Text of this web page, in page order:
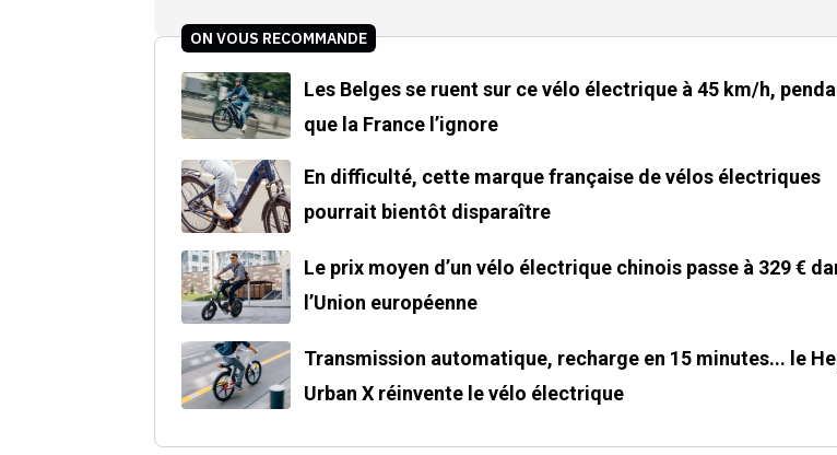
ON VOUS RECOMMANDE
Les Belges se ruent sur ce vélo électrique à 45 km/h,
que la France l’ignore
En difficulté, cette marque française de vélos électriques
pourrait bientôt disparaître
Le prix moyen d’un vélo électrique chinois passe à 329 €
l’Union européenne
Transmission automatique, recharge en 15 minutes... le
Urban X réinvente le vélo électrique